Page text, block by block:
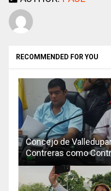
RECOMMENDED FOR YOU
Concejo de
Contreras como